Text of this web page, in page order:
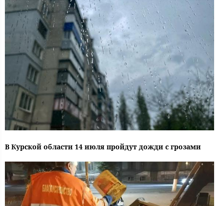
В Курской области 14 июля пройдут дожди с грозами